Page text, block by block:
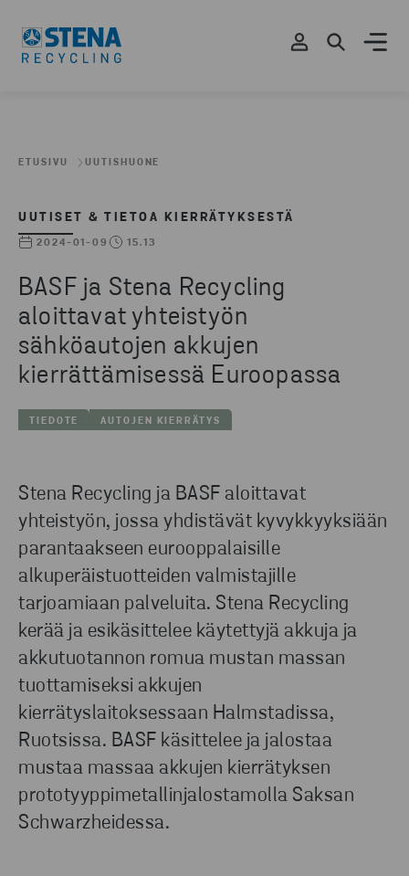
ETUSIVU UUTISHUONE
UUTISET & TIETOA KIERRÄTYKSESTÄ
2024-01-09 15.13
BASF ja Stena Recycling
aloittavat yhteistyön
sähköautojen akkujen
kierrättämisessä Euroopassa
TIEDOTE AUTOJEN KIERRÄTYS
Stena Recycling ja BASF aloittavat
yhteistyön, jossa yhdistävät kyvykkyyksiään
parantaakseen eurooppalaisille
alkuperäistuotteiden valmistajille
tarjoamiaan palveluita. Stena Recycling
kerää ja esikäsittelee käytettyjä akkuja ja
akkutuotannon romua mustan massan
tuottamiseksi akkujen
kierrätyslaitoksessaan Halmstadissa,
Ruotsissa. BASF käsittelee ja jalostaa
mustaa massaa akkujen kierrätyksen
prototyyppimetallinjalostamolla Saksan
Schwarzheidessa.